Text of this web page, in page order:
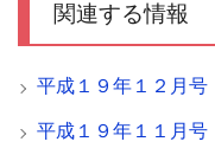
関連する情報
平成１９年１２月号
平成１９年１１月号